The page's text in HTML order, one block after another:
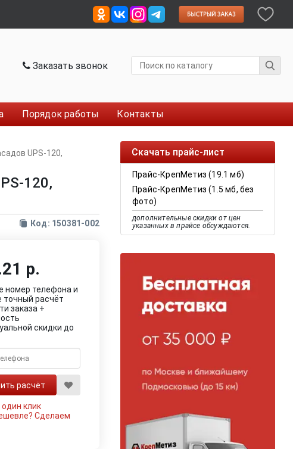
Заказать звонок
Порядок работы Контакты
Скачать прайс-лист
Прайс-КрепМетиз (19.1 мб)
Прайс-КрепМетиз (1.5 мб, без
фото)
дополнительные скидки от цен
указанных в прайсе обсуждаются.
UPS-120,
120,
Код: 150381-002
р.
номер телефона и
точный расчёт
заказа +
скидки до
один клик
Сделаем